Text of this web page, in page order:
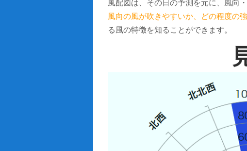
風配図は、その日の予測を元に、風向
風向の風が吹きやすいか、どの程度の
る風の特徴を知ることができます。